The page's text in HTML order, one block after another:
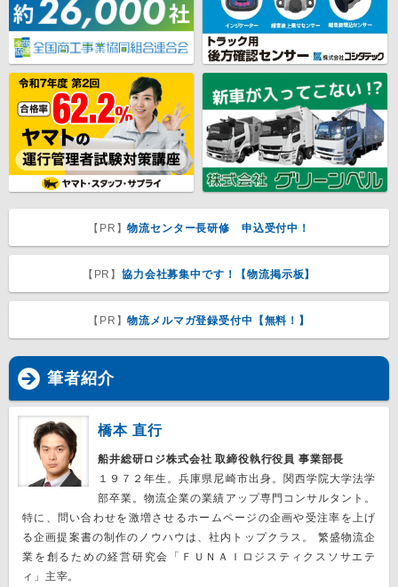
【PR】物流センター長研修 申込受付中！
【PR】協力会社募集中です！【物流掲示板】
【PR】物流メルマガ登録受付中【無料！】
筆者紹介
橋本 直行
船井総研ロジ株式会社 取締役執行役員 事業部長
１９７２年生。兵庫県尼崎市出身。関西学院大学法学
部卒業。物流企業の業績アップ専門コンサルタント。
特に、問い合わせを激増させるホームページの企画や受注率を上げ
る企画提案書の制作のノウハウは、社内トップクラス。 繁盛物流企
業を創るための経営研究会「ＦＵＮＡＩロジスティクスソサエテ
ィ」主宰。